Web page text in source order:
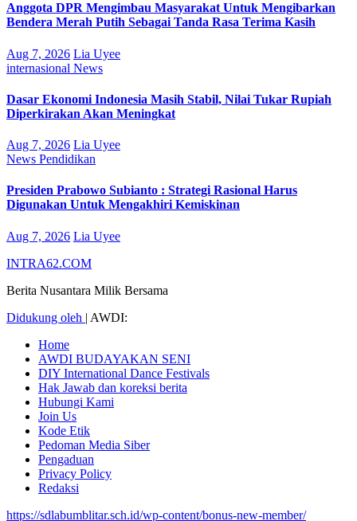
Anggota DPR Mengimbau Masyarakat Untuk Mengibarkan
Bendera Merah Putih Sebagai Tanda Rasa Terima Kasih
Aug 7, 2026 Lia Uyee
internasional News
Dasar Ekonomi Indonesia Masih Stabil, Nilai Tukar Rupiah
Diperkirakan Akan Meningkat
Aug 7, 2026 Lia Uyee
News Pendidikan
Presiden Prabowo Subianto : Strategi Rasional Harus
Digunakan Untuk Mengakhiri Kemiskinan
Aug 7, 2026 Lia Uyee
INTRA62.COM
Berita Nusantara Milik Bersama
Didukung oleh | AWDI:
Home
AWDI BUDAYAKAN SENI
DIY International Dance Festivals
Hak Jawab dan koreksi berita
Hubungi Kami
Join Us
Kode Etik
Pedoman Media Siber
Pengaduan
Privacy Policy
Redaksi
https://sdlabumblitar.sch.id/wp-content/bonus-new-member/